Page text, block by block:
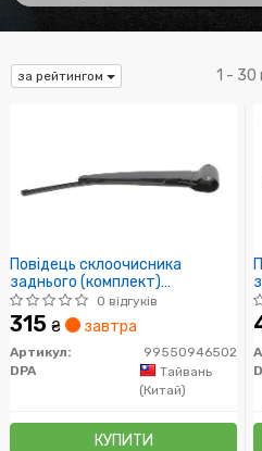
за рейтингом 1 - 30
Повідець склоочисника
заднього (комплект)
(99550946502) DPA
0 відгуків
315 ₴ завтра
Артикул:
99550946502
DPA
Тайвань
(Китай)
КУПИТИ